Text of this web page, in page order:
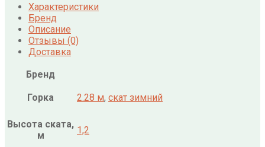
Характеристики
Бренд
Описание
Отзывы (0)
Доставка
Бренд
Горка 2.28 м, скат зимний
Высота ската,
м
1,2